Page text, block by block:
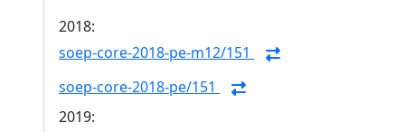
2018:
soep-core-2018-pe-m12/151
soep-core-2018-pe/151
2019: